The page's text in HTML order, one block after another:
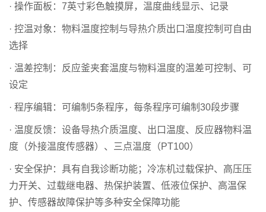
· 操作面板：7英寸彩色触摸屏，温度曲线显示、记录
· 控温对象：物料温度控制与导热介质出口温度控制可自由
选择
· 温差控制：反应釜夹套温度与物料温度的温差可控制、可
设定
· 程序编辑：可编制5条程序，每条程序可编制30段步骤
· 温度反馈：设备导热介质温度、出口温度、反应器物料温
度（外接温度传感器）、三点温度（PT100）
· 安全保护：具有自我诊断功能；冷冻机过载保护、高压压
力开关、过载继电器、热保护装置、低液位保护、高温保
护、传感器故障保护等多种安全保障功能